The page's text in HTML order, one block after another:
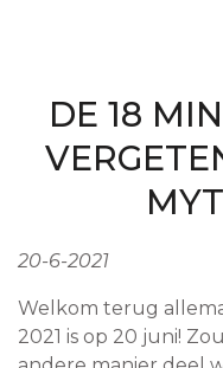
DE 18
20-6-2021
Welkom terug
2021 is op 20 juni!